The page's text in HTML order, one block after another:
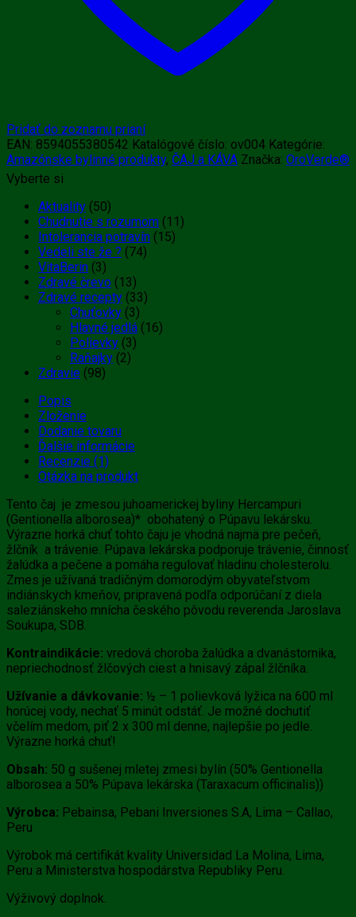
Pridať do zoznamu prianí
EAN: 8594055380542 Katalógové číslo: ov004 Kategórie:
Amazónske bylinné produkty, ČAJ a KÁVA Značka: OroVerde®
Vyberte si
Aktuality (50)
Chudnutie s rozumom (11)
Intolerancia potravín (15)
Vedeli ste že ? (74)
VitaBerin (3)
Zdravé črevo (13)
Zdravé recepty (33)
Chuťovky (3)
Hlavné jedlá (16)
Polievky (3)
Raňajky (2)
Zdravie (98)
Popis
Zloženie
Dodanie tovaru
Ďalšie informácie
Recenzie (1)
Otázka na produkt
Tento čaj je zmesou juhoamerickej byliny Hercampuri
(Gentionella alborosea)* obohatený o Púpavu lekársku.
Výrazne horká chuť tohto čaju je vhodná najmä pre pečeň,
žlčník a trávenie. Púpava lekárska podporuje trávenie, činnosť
žalúdka a pečene a pomáha regulovať hladinu cholesterolu.
Zmes je užívaná tradičným domorodým obyvateľstvom
indiánskych kmeňov, pripravená podľa odporúčaní z diela
saleziánskeho mnícha českého pôvodu reverenda Jaroslava
Soukupa, SDB.
Kontraindikácie: vredová choroba žalúdka a dvanástornika,
nepriechodnosť žlčových ciest a hnisavý zápal žlčníka.
Užívanie a dávkovanie: ½ – 1 polievková lyžica na 600 ml
horúcej vody, nechať 5 minút odstáť. Je možné dochutiť
včelím medom, piť 2 x 300 ml denne, najlepšie po jedle.
Výrazne horká chuť!
Obsah: 50 g sušenej mletej zmesi bylín (50% Gentionella
alborosea a 50% Púpava lekárska (Taraxacum officinalis))
Výrobca: Pebainsa, Pebani Inversiones S.A, Lima – Callao,
Peru
Výrobok má certifikát kvality Universidad La Molina, Lima,
Peru a Ministerstva hospodárstva Republiky Peru.
Výživový doplnok.